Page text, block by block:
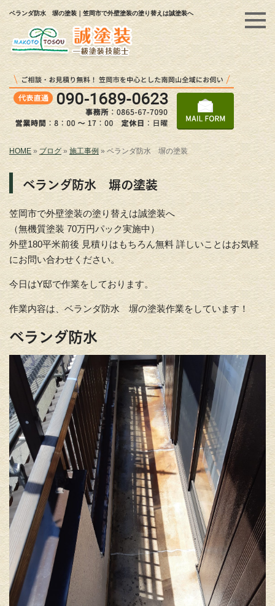
ベランダ防水 塀の塗装｜笠岡市で外壁塗装の塗り替えは誠塗装へ
HOME» ブログ» 施工事例 » ベランダ防水 塀の塗装
ベランダ防水 塀の塗装
笠岡市で外壁塗装の塗り替えは誠塗装へ
（無機質塗装 70万円パック実施中）
外壁180平米前後 見積りはもちろん無料 詳しいことはお気軽
にお問い合わせください。
今日はY邸で作業をしております。
作業内容は、ベランダ防水 塀の塗装作業をしています！
ベランダ防水